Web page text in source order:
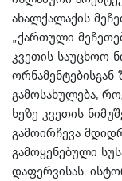
ახალქალაქის
„ქართული
კვეთის საუცხოო
ორნამენტებისგან
გამოსახულება,
ხეზე კვეთის
გამოირჩევა
გამოყენებული
დაფერვისას.